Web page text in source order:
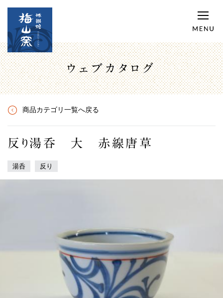
ウェブカタログ
商品カテゴリ一覧へ戻る
反り湯呑 大 赤線唐草
湯呑 反り